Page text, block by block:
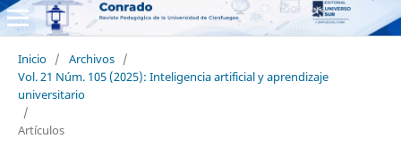
Inicio / Archivos /
Vol. 21 Núm. 105 (2025): Inteligencia artificial y aprendizaje
universitario
/
Artículos